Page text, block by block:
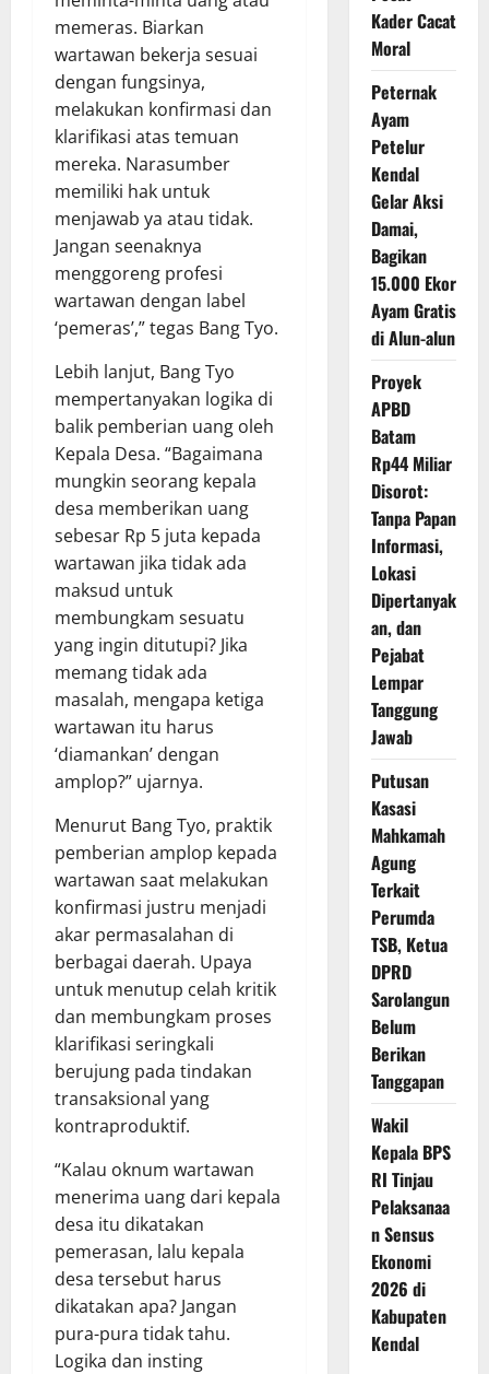
memeras. Biarkan
wartawan bekerja sesuai
dengan fungsinya,
melakukan konfirmasi dan
klarifikasi atas temuan
mereka. Narasumber
memiliki hak untuk
menjawab ya atau tidak.
Jangan seenaknya
menggoreng profesi
wartawan dengan label
‘pemeras’,” tegas Bang Tyo.
Lebih lanjut, Bang Tyo
mempertanyakan logika di
balik pemberian uang oleh
Kepala Desa. “Bagaimana
mungkin seorang kepala
desa memberikan uang
sebesar Rp 5 juta kepada
wartawan jika tidak ada
maksud untuk
membungkam sesuatu
yang ingin ditutupi? Jika
memang tidak ada
masalah, mengapa ketiga
wartawan itu harus
‘diamankan’ dengan
amplop?” ujarnya.
Menurut Bang Tyo, praktik
pemberian amplop kepada
wartawan saat melakukan
konfirmasi justru menjadi
akar permasalahan di
berbagai daerah. Upaya
untuk menutup celah kritik
dan membungkam proses
klarifikasi seringkali
berujung pada tindakan
transaksional yang
kontraproduktif.
“Kalau oknum wartawan
menerima uang dari kepala
desa itu dikatakan
pemerasan, lalu kepala
desa tersebut harus
dikatakan apa? Jangan
pura-pura tidak tahu.
Logika dan insting
Kader Cacat
Moral
Peternak
Ayam
Petelur
Kendal
Gelar Aksi
Damai,
Bagikan
15.000 Ekor
Ayam Gratis
di Alun-alun
Proyek
APBD
Batam
Rp44 Miliar
Disorot:
Tanpa Papan
Informasi,
Lokasi
Dipertanyak
an, dan
Pejabat
Lempar
Tanggung
Jawab
Putusan
Kasasi
Mahkamah
Agung
Terkait
Perumda
TSB, Ketua
DPRD
Sarolangun
Belum
Berikan
Tanggapan
Wakil
Kepala BPS
RI Tinjau
Pelaksanaa
n Sensus
Ekonomi
2026 di
Kabupaten
Kendal